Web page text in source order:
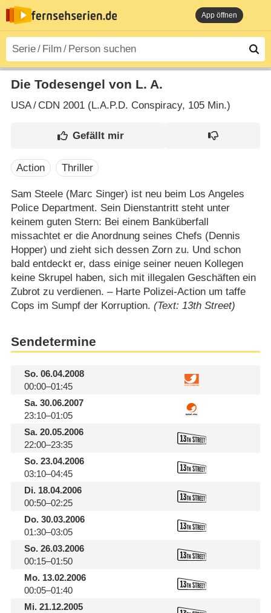
App öffnen
Die Todesengel von L. A.
USA/ CDN 2001 (L.A.P.D. Conspiracy‎, 105 Min.)
Action Thriller
Sam Steele (Marc Singer) ist neu beim Los Angeles
Police Department. Sein Dienstantritt steht unter
keinem guten Stern: Bei einem Banküberfall
missachtet er die Anordnung seines Chefs (Dennis
Hopper) und zieht sich dessen Zorn zu. Und schon
bald entdeckt er, dass einige seiner neuen Kollegen
keine Skrupel haben, sich mit illegalen Geschäften ein
Zubrot zu verdienen. – Harte Polizei-Action um taffe
Cops im Sumpf der Korruption. (Text: 13th Street)
Sendetermine
So.06.04.2008
00:00–01:45
Sa.30.06.2007
23:10–01:05
Sa.20.05.2006
22:00–23:35
So.23.04.2006
03:10–04:45
Di.18.04.2006
00:50–02:25
Do.30.03.2006
01:30–03:05
So.26.03.2006
00:15–01:50
Mo.13.02.2006
00:05–01:40
Mi.21.12.2005